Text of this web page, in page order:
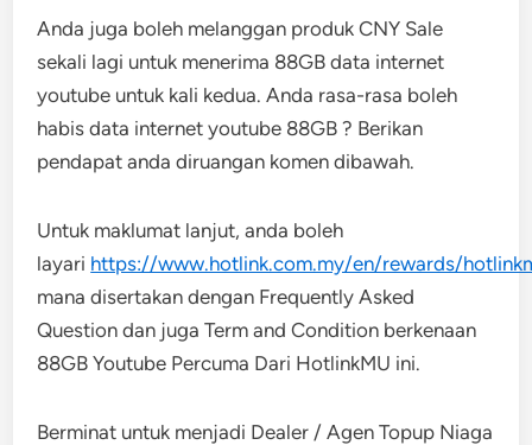
Anda juga boleh melanggan produk CNY Sale
sekali lagi untuk menerima 88GB data internet
youtube untuk kali kedua. Anda rasa-rasa boleh
habis data internet youtube 88GB ? Berikan
pendapat anda diruangan komen dibawah.
Untuk maklumat lanjut, anda boleh
layari https://www.hotlink.com.my/en/rewards/
mana disertakan dengan Frequently Asked
Question dan juga Term and Condition berkenaan
88GB Youtube Percuma Dari HotlinkMU ini.
Berminat untuk menjadi Dealer / Agen Topup Niaga